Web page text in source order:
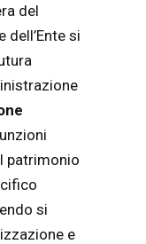
del
dell’Ente si
patrimonio
si
e